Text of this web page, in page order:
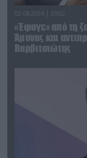
02.08.2026 | 20:02
«Έφυγε» από τη
Άμυνας και
Βαρβιτσιώτης